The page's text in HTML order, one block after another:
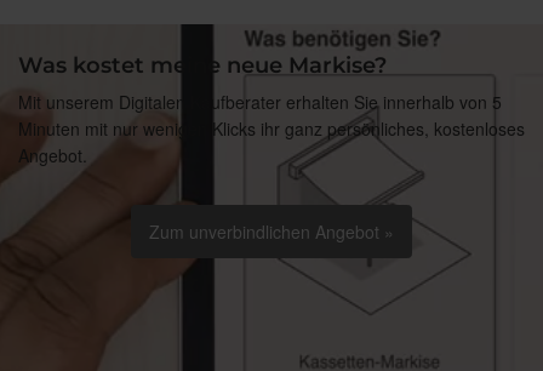
Was kostet meine neue Markise?
Mit unserem Digitalen Kaufberater erhalten Sie innerhalb von 5
Minuten mit nur wenigen Klicks ihr ganz persönliches, kostenloses
Angebot.
Zum unverbindlichen Angebot »